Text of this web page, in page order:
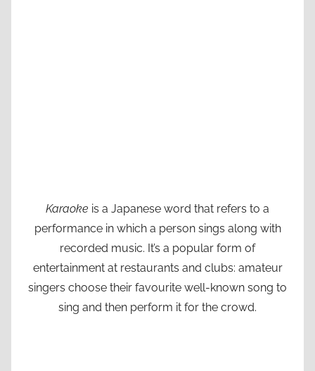
Karaoke is a Japanese word that refers to a
performance in which a person sings along with
recorded music. It’s a popular form of
entertainment at restaurants and clubs: amateur
singers choose their favourite well-known song to
sing and then perform it for the crowd.